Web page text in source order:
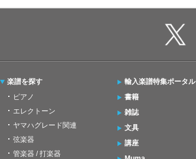
楽譜を探す
ピアノ
エレクトーン
ヤマハグレード関連
弦楽器
管楽器 / 打楽器
輸入楽譜特集ポータル
書籍
雑誌
文具
講座